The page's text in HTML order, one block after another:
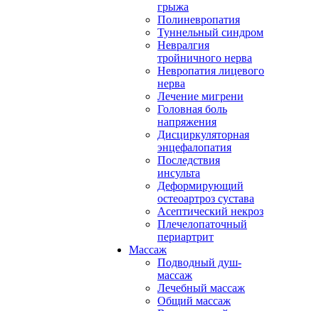
грыжа
Полиневропатия
Туннельный синдром
Невралгия
тройничного нерва
Невропатия лицевого
нерва
Лечение мигрени
Головная боль
напряжения
Дисциркуляторная
энцефалопатия
Последствия
инсульта
Деформирующий
остеоартроз сустава
Асептический некроз
Плечелопаточный
периартрит
Массаж
Подводный душ-
массаж
Лечебный массаж
Общий массаж